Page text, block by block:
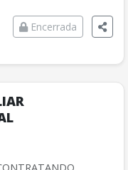
Encerrada